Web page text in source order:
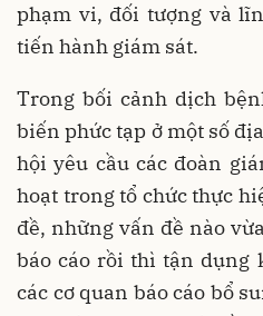
phạm vi, đối tượng và
tiến hành giám sát.
Trong bối cảnh dịch
biến phức tạp ở một số
hội yêu cầu các đoàn
hoạt trong tổ chức thực
đề, những vấn đề nào
báo cáo rồi thì tận dụng
các cơ quan báo cáo bổ